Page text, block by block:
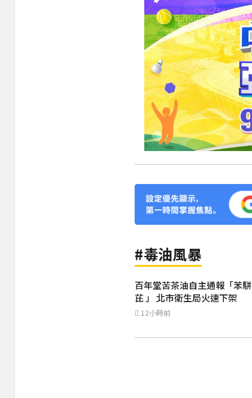
#毒油風暴
百年堂苦茶油自主通報「苯駢
芘 」 北市衛生局火速下架
12小時前